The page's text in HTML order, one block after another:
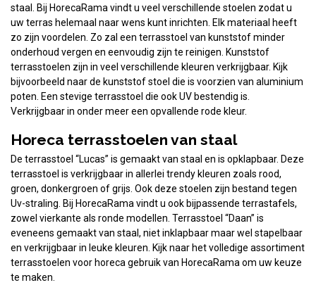
staal. Bij HorecaRama vindt u veel verschillende stoelen zodat u
uw terras helemaal naar wens kunt inrichten. Elk materiaal heeft
zo zijn voordelen. Zo zal een terrasstoel van kunststof minder
onderhoud vergen en eenvoudig zijn te reinigen. Kunststof
terrasstoelen zijn in veel verschillende kleuren verkrijgbaar. Kijk
bijvoorbeeld naar de kunststof stoel die is voorzien van aluminium
poten. Een stevige terrasstoel die ook UV bestendig is.
Verkrijgbaar in onder meer een opvallende rode kleur.
Horeca terrasstoelen van staal
De terrasstoel “Lucas” is gemaakt van staal en is opklapbaar. Deze
terrasstoel is verkrijgbaar in allerlei trendy kleuren zoals rood,
groen, donkergroen of grijs. Ook deze stoelen zijn bestand tegen
Uv-straling. Bij HorecaRama vindt u ook bijpassende terrastafels,
zowel vierkante als ronde modellen. Terrasstoel “Daan” is
eveneens gemaakt van staal, niet inklapbaar maar wel stapelbaar
en verkrijgbaar in leuke kleuren. Kijk naar het volledige assortiment
terrasstoelen voor horeca gebruik van HorecaRama om uw keuze
te maken.